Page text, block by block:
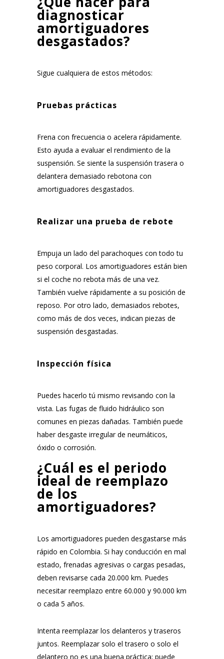
diagnosticar
amortiguadores
desgastados?
Sigue cualquiera de estos métodos:
Pruebas prácticas
Frena con frecuencia o acelera rápidamente.
Esto ayuda a evaluar el rendimiento de la
suspensión. Se siente la suspensión trasera o
delantera demasiado rebotona con
amortiguadores desgastados.
Realizar una prueba de rebote
Empuja un lado del parachoques con todo tu
peso corporal. Los amortiguadores están bien
si el coche no rebota más de una vez.
También vuelve rápidamente a su posición de
reposo. Por otro lado, demasiados rebotes,
como más de dos veces, indican piezas de
suspensión desgastadas.
Inspección física
Puedes hacerlo tú mismo revisando con la
vista. Las fugas de fluido hidráulico son
comunes en piezas dañadas. También puede
haber desgaste irregular de neumáticos,
óxido o corrosión.
¿Cuál es el periodo
ideal de reemplazo
de los
amortiguadores?
Los amortiguadores pueden desgastarse más
rápido en Colombia. Si hay conducción en mal
estado, frenadas agresivas o cargas pesadas,
deben revisarse cada 20.000 km. Puedes
necesitar reemplazo entre 60.000 y 90.000 km
o cada 5 años.
Intenta reemplazar los delanteros y traseros
juntos. Reemplazar solo el trasero o solo el
delantero no es una buena práctica; puede